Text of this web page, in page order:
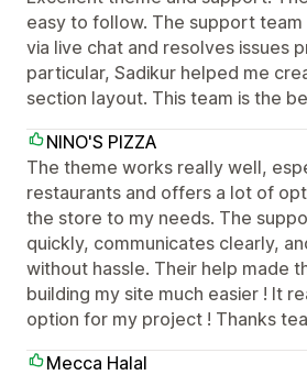
easy to follow. The support
via live chat and resolves issues
particular, Sadikur helped me
section layout. This team is the
NINO'S PIZZA
The theme works really well,
restaurants and offers a lot of
the store to my needs. The
quickly, communicates clearly,
without hassle. Their help made
building my site much easier ! It
option for my project ! Thanks
Mecca Halal